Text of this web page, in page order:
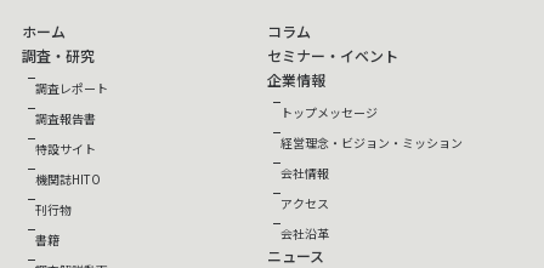
ホーム
調査・研究
調査レポート
調査報告書
特設サイト
機関誌HITO
刊行物
書籍
コラム
セミナー・イベント
企業情報
トップメッセージ
経営理念・ビジョン・ミッション
会社情報
アクセス
会社沿革
ニュース